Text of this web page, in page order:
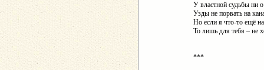
У властной судьбы ни
Узды не порвать на
Но если я что-то ещё
То лишь для тебя – не
***